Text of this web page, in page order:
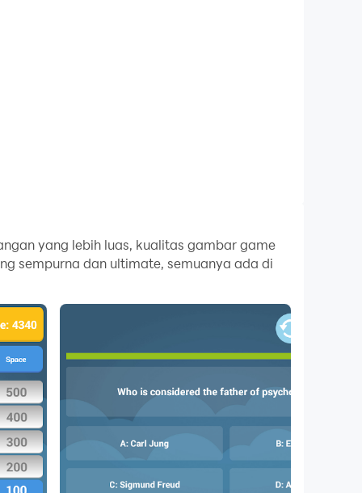
yang lebih luas, kualitas gambar game
sempurna dan ultimate, semuanya ada di